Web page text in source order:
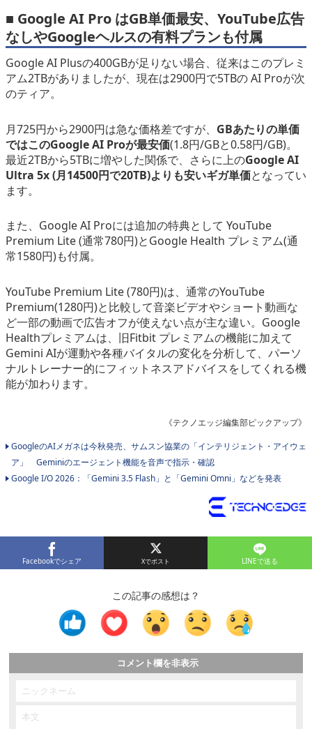
■ Google AI Pro はGB単価最安、YouTube広告
なしやGoogleヘルスの有料プランも付属
Google AI Plusの400GBが足りない場合、従来はこのプレミ
アム2TBがありましたが、現在は2900円で5TBの AI Proが次
のティア。
月725円から2900円は急な価格差ですが、 GBあたりの単価
ではこのGoogle AI Proが最安価(1.8円/GBと0.58円/GB)。
最近2TBから5TBに増やした関係で、さらに上のGoogle AI
Ultra 5x (月14500円で20TB)よりも安いギガ単価となってい
ます。
また、Google AI Proには追加の特典として YouTube
Premium Lite (通常780円)とGoogle Health プレミアム(通
常1580円)も付属。
YouTube Premium Lite (780円)は、通常のYouTube
Premium(1280円)と比較して音楽ビデオやショート動画な
ど一部の動画で広告オフが使えない点が主な違い。Google
Healthプレミアムは、旧Fitbit プレミアムの機能に加えて
Gemini AIが運動や各種バイタルの変化を分析して、パーソ
ナルトレーナー的にフィットネスアドバイスをしてくれる機
能が加わります。
《テクノエッジ編集部ピックアップ》
GoogleのAIメガネは今秋発売、サムスン協業の「インテリジェント・アイウェ
ア」 Geminiのエージェント機能を音声で指示・確認
Google I/O 2026：「Gemini 3.5 Flash」と「Gemini Omni」などを発表
Facebookでシェア LINEで送る
この記事の感想は？
コメント欄を非表示